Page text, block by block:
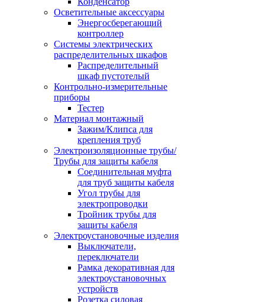
Осветительные аксессуары
Энергосберегающий
контроллер
Системы электрических
распределительных шкафов
Распределительный
шкаф пустотелый
Контрольно-измерительные
приборы
Тестер
Материал монтажный
Зажим/Клипса для
крепления труб
Электроизоляционные трубы/
Трубы для защиты кабеля
Соединительная муфта
для труб защиты кабеля
Угол трубы для
электропроводки
Тройник трубы для
защиты кабеля
Электроустановочные изделия
Выключатели,
переключатели
Рамка декоративная для
электроустановочных
устройств
Розетка силовая